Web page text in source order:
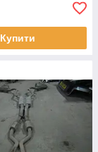
Купити